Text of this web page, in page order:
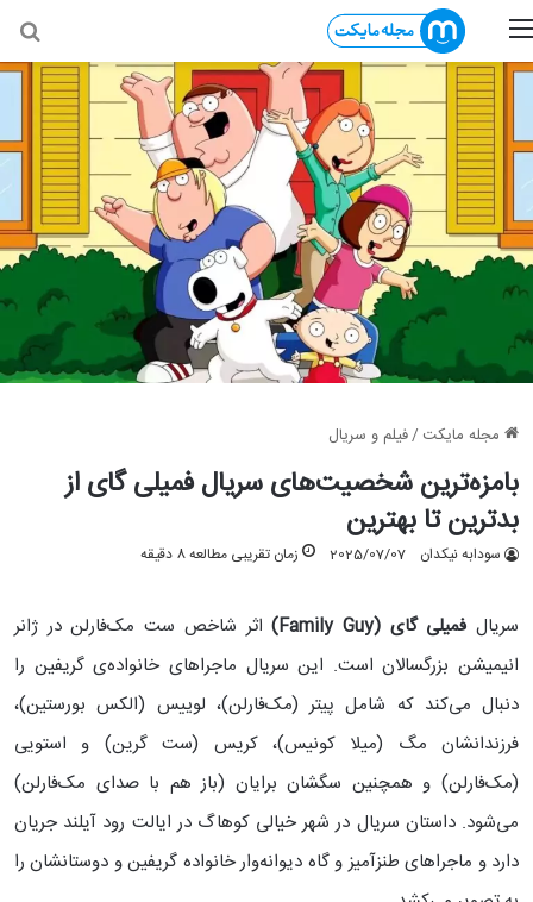
منو
مجله مایکت /فیلم و سریال
بامزه‌ترین شخصیت‌های سریال فمیلی گای از
بدترین تا بهترین
سودابه نیکدان 2025/07/07 زمان تقریبی مطالعه 8 دقیقه
سریالفمیلی گای (Family Guy)
اثر شاخص ست مک‌فارلن در ژانر
انیمیشن بزرگسالان است. این سریال ماجراهای خانواده‌ی گریفین را
دنبال می‌کند که شامل پیتر (مک‌فارلن)، لوییس (الکس بورستین)،
فرزندانشان مگ (میلا کونیس)، کریس (ست گرین) و استویی
(مک‌فارلن) و همچنین سگشان برایان (باز هم با صدای مک‌فارلن)
می‌شود. داستان سریال در شهر خیالی کوهاگ در ایالت رود آیلند جریان
دارد و ماجراهای طنزآمیز و گاه دیوانه‌وار خانواده گریفین و دوستانشان را